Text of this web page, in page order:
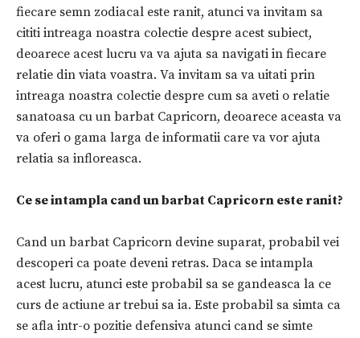
fiecare semn zodiacal este ranit, atunci va invitam sa
cititi intreaga noastra colectie despre acest subiect,
deoarece acest lucru va va ajuta sa navigati in fiecare
relatie din viata voastra. Va invitam sa va uitati prin
intreaga noastra colectie despre cum sa aveti o relatie
sanatoasa cu un barbat Capricorn, deoarece aceasta va
va oferi o gama larga de informatii care va vor ajuta
relatia sa infloreasca.
Ce se intampla cand un barbat Capricorn este ranit?
Cand un barbat Capricorn devine suparat, probabil vei
descoperi ca poate deveni retras. Daca se intampla
acest lucru, atunci este probabil sa se gandeasca la ce
curs de actiune ar trebui sa ia. Este probabil sa simta ca
se afla intr-o pozitie defensiva atunci cand se simte